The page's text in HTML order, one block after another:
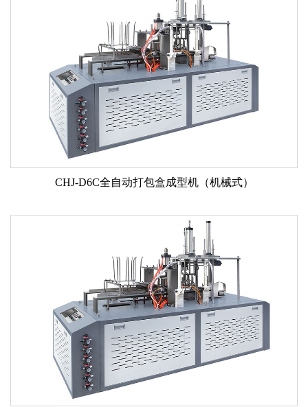
CHJ-D6C全自动打包盒成型机（机械式）